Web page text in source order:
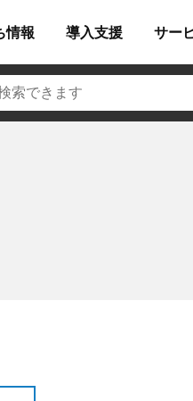
情報 導入支援 サー